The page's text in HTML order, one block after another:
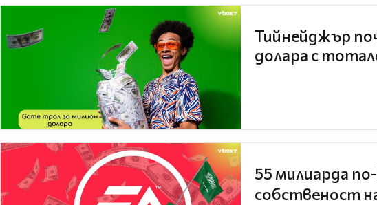
Тийнейджър
долара с
55 милиарда
собственост